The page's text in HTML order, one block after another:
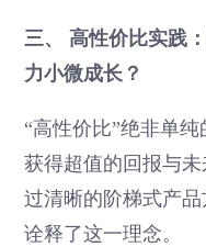
三、 高性价比实践
力小微成长？
“高性价比”绝非单
获得超值的回报与
过清晰的阶梯式产
诠释了这一理念。